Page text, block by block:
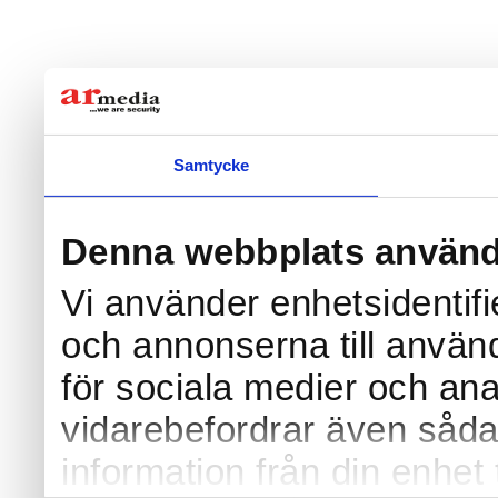
Samtycke
Denna webbplats
Vi använder
och annonserna till
för sociala medier och
vidarebefordrar även
information från din